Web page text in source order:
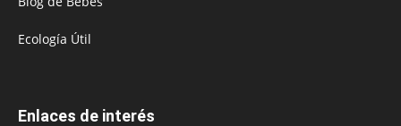
Ecología Útil
Enlaces de interés